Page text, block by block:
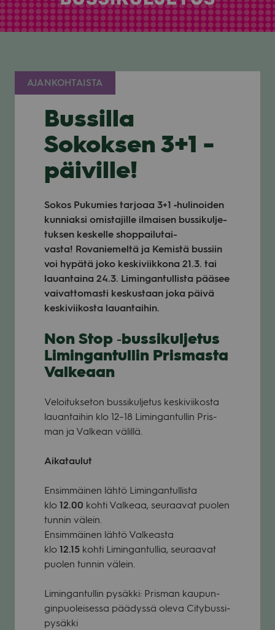
AJANKOHTAISTA
Bussilla
Sokoksen 3+1 -
päiville!
Sokos Puku­mies tar­joaa 3+1 ‑huli­noi­den
kun­niaksi omis­ta­jille ilmai­sen bus­si­kul­je­
tuk­sen kes­kelle shop­pai­lu­tai­
vasta! Rova­nie­meltä ja Kemistä bus­siin
voi hypätä joko kes­ki­viik­kona 21.3. tai
lau­an­taina 24.3. Limin­gan­tul­lista pää­see
vai­vat­to­masti kes­kus­taan joka päivä
kes­ki­vii­kosta lau­an­tai­hin.
Non Stop ‑bus­si­kul­je­tus
Limin­gan­tul­lin Pris­masta
Val­ke­aan
Veloi­tuk­se­ton bus­si­kul­je­tus kes­ki­vii­kosta
lau­an­tai­hin klo 12–18 Limin­gan­tul­lin Pris­
man ja Val­kean välillä.
Aika­tau­lut
Ensim­mäi­nen lähtö Limin­gan­tul­lista
klo 12.00 kohti Val­keaa, seu­raa­vat puo­len
tun­nin välein.
Ensim­mäi­nen lähtö Val­keasta
klo 12.15 kohti Limin­gan­tul­lia, seu­raa­vat
puo­len tun­nin välein.
Limin­gan­tul­lin pysäkki: Pris­man kau­pun­
gin­puo­lei­sessa pää­dyssä oleva City­bussi-
pysäkki